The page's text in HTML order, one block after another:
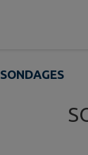
SONDAGES